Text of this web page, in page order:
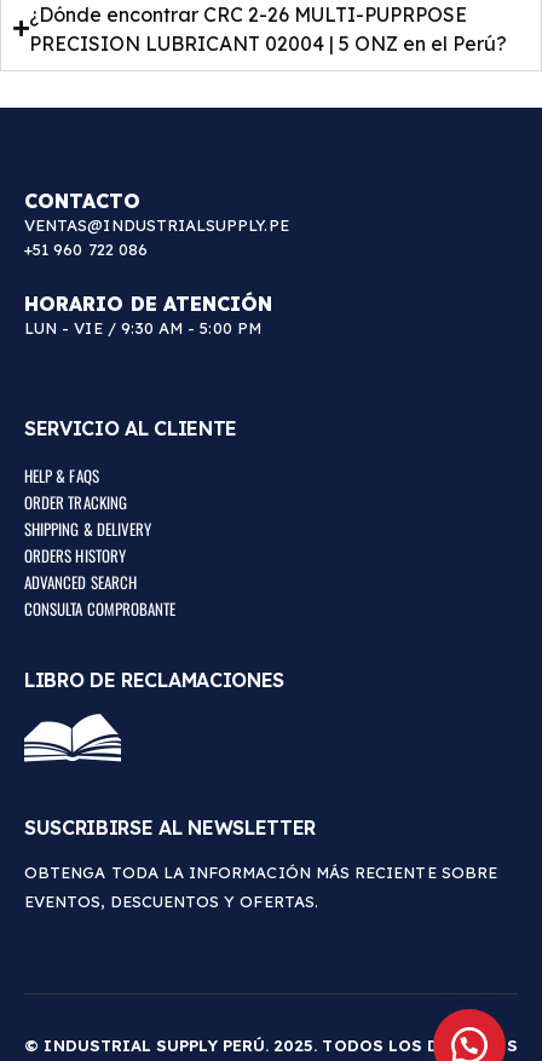
¿Dónde encontrar CRC 2-26 MULTI-PUPRPOSE
PRECISION LUBRICANT 02004 | 5 ONZ en el Perú?
CONTACTO
VENTAS@INDUSTRIALSUPPLY.PE
+51 960 722 086
HORARIO DE ATENCIÓN
LUN - VIE / 9:30 AM - 5:00 PM
SERVICIO AL CLIENTE
HELP & FAQS
ORDER TRACKING
SHIPPING & DELIVERY
ORDERS HISTORY
ADVANCED SEARCH
CONSULTA COMPROBANTE
LIBRO DE RECLAMACIONES
SUSCRIBIRSE AL NEWSLETTER
OBTENGA TODA LA INFORMACIÓN MÁS RECIENTE SOBRE
EVENTOS, DESCUENTOS Y OFERTAS.
© INDUSTRIAL SUPPLY PERÚ. 2025. TODOS LOS DERECHOS